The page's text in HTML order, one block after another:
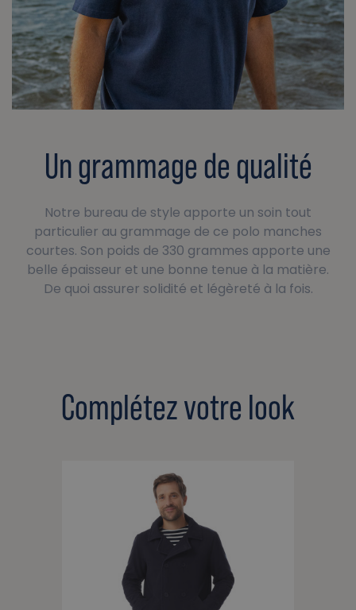
Un grammage de qualité
Notre bureau de style apporte un soin tout
particulier au grammage de ce polo manches
courtes. Son poids de 330 grammes apporte une
belle épaisseur et une bonne tenue à la matière.
De quoi assurer solidité et légèreté à la fois.
Complétez votre look